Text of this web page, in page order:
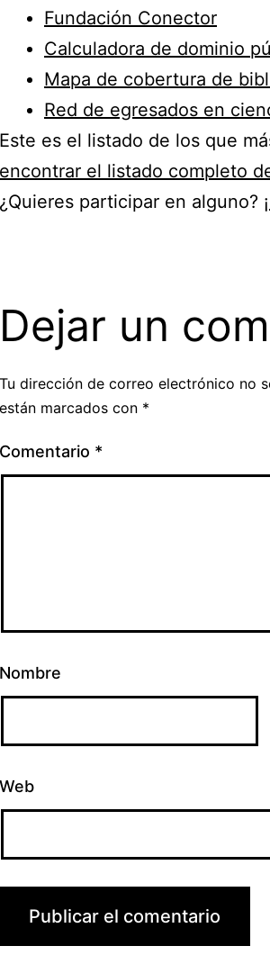
Fundación Conector
Calculadora de dominio
Mapa de cobertura de
Red de egresados en
Este es el listado de los que
encontrar el listado completo
¿Quieres participar en alguno?
Dejar un
Tu dirección de correo electrónico no
están marcados con *
Comentario *
Nombre
Web